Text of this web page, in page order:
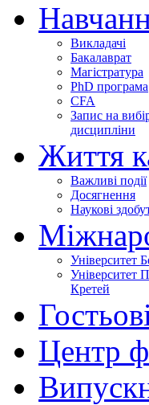
Викладачі
Бакалаврат
Магістратура
PhD програма
CFA
Запис на
дисципліни
Життя
Важливі події
Досягнення
Наукові
Університет
Університет
Кретей
Центр